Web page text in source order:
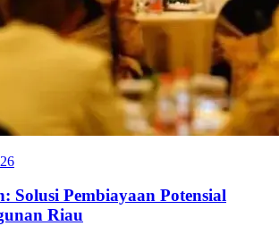
Solusi Pembiayaan Potensial
Riau